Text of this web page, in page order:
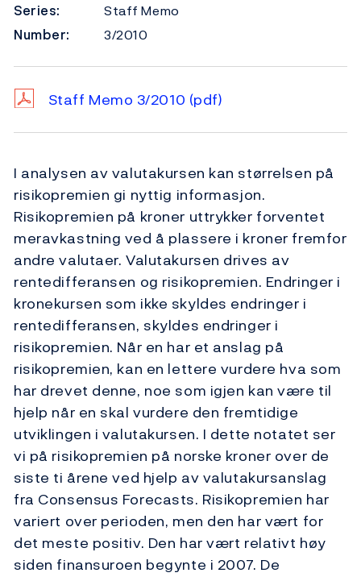
Series:
Staff Memo
Number:
3/2010
Staff Memo 3/2010 (pdf)
I analysen av valutakursen kan størrelsen på
risikopremien gi nyttig informasjon.
Risikopremien på kroner uttrykker forventet
meravkastning ved å plassere i kroner fremfor
andre valutaer. Valutakursen drives av
rentedifferansen og risikopremien. Endringer i
kronekursen som ikke skyldes endringer i
rentedifferansen, skyldes endringer i
risikopremien. Når en har et anslag på
risikopremien, kan en lettere vurdere hva som
har drevet denne, noe som igjen kan være til
hjelp når en skal vurdere den fremtidige
utviklingen i valutakursen. I dette notatet ser
vi på risikopremien på norske kroner over de
siste ti årene ved hjelp av valutakursanslag
fra Consensus Forecasts. Risikopremien har
variert over perioden, men den har vært for
det meste positiv. Den har vært relativt høy
siden finansuroen begynte i 2007. De